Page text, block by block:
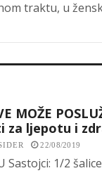
traktu, u
MOŽE
za ljepotu i
22/08/2019
Sastojci: 1/2 šalice